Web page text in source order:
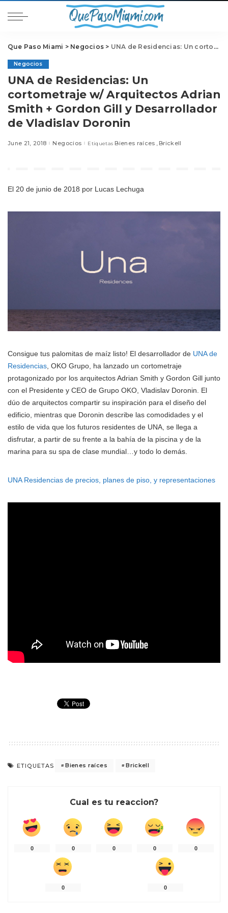
Que Paso Miami > Negocios > UNA de Residencias: Un cortometraje w/ Arquitectos Adrian Smith + Gordon Gill y Desarrollador de Vladislav Doronin
Negocios
UNA de Residencias: Un
cortometraje w/ Arquitectos Adrian
Smith + Gordon Gill y Desarrollador
de Vladislav Doronin
June 21, 2018 Negocios Etiquetas Bienes raíces Brickell
El 20 de junio de 2018 por Lucas Lechuga
Consigue tus palomitas de maíz listo! El desarrollador de UNA de
Residencias , OKO Grupo, ha lanzado un cortometraje
protagonizado por los arquitectos Adrian Smith y Gordon Gill junto
con el Presidente y CEO de Grupo OKO, Vladislav Doronin. El
dúo de arquitectos compartir su inspiración para el diseño del
edificio, mientras que Doronin describe las comodidades y el
estilo de vida que los futuros residentes de UNA, se llega a
disfrutar, a partir de su frente a la bahía de la piscina y de la
marina para su spa de clase mundial…y todo lo demás.
UNA Residencias de precios, planes de piso, y representaciones
ETIQUETAS Bienes raíces Brickell
Cual es tu reaccion?
0 0 0 0 0
0 0